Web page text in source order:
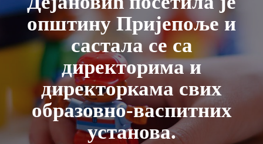
општину Пријепоље и
састала се са
директорима и
директоркама свих
образовно-васпитних
установа.